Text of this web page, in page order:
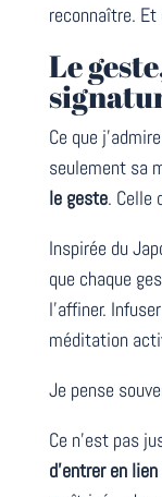
reconnaître. Et
Le
Ce que
seulement sa
le geste. Celle
Inspirée du
que chaque
l’affiner.
méditation
Je pense
Ce n’est pas
d’entrer en